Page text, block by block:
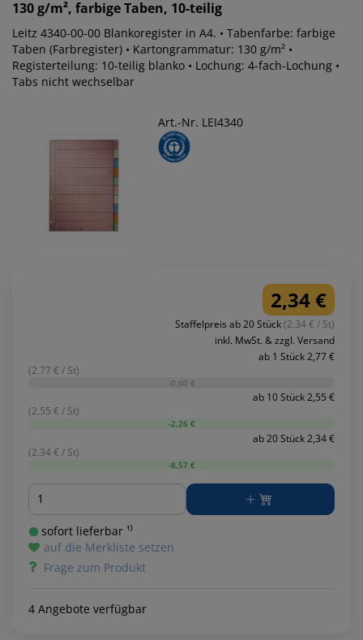
130 g/m², farbige Taben, 10-teilig
Leitz 4340-00-00 Blankoregister in A4. • Tabenfarbe: farbige
Taben (Farbregister) • Kartongrammatur: 130 g/m² •
Registerteilung: 10-teilig blanko • Lochung: 4-fach-Lochung •
Tabs nicht wechselbar
Art.-Nr. LEI4340
2,34 €
Staffelpreis ab 20 Stück(2.34 € / St)
inkl. MwSt. & zzgl. Versand
ab 1 Stück 2,77 €
(2.77 € / St)
-0,00 €
ab 10 Stück 2,55 €
(2.55 € / St)
-2,26 €
ab 20 Stück 2,34 €
(2.34 € / St)
-8,57 €
Menge
sofort lieferbar ¹⁾
auf die Merkliste setzen
Frage zum Produkt
4 Angebote verfügbar